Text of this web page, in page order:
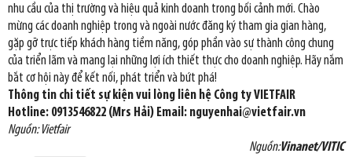
nhu cầu của thị trường và hiệu quả kinh doanh trong bối cảnh mới. Chào
mừng các doanh nghiệp trong và ngoài nước đăng ký tham gia gian hàng,
gặp gỡ trực tiếp khách hàng tiềm năng, góp phần vào sự thành công chung
của triển lãm và mang lại những lợi ích thiết thực cho doanh nghiệp. Hãy nắm
bắt cơ hội này để kết nối, phát triển và bứt phá!
Thông tin chi tiết sự kiện vui lòng liên hệ Công ty VIETFAIR
Hotline: 0913546822 (Mrs Hải) Email: nguyenhai@vietfair.vn
Nguồn: Vietfair
Nguồn:Vinanet/VITIC